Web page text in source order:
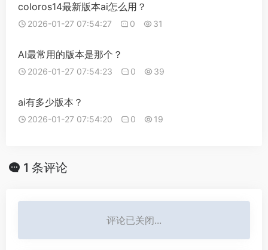
coloros14最新版本ai怎么用？
2026-01-27 07:54:27 0 31
AI最常用的版本是那个？
2026-01-27 07:54:23 0 39
ai有多少版本？
2026-01-27 07:54:20 0 19
1 条评论
评论已关闭...